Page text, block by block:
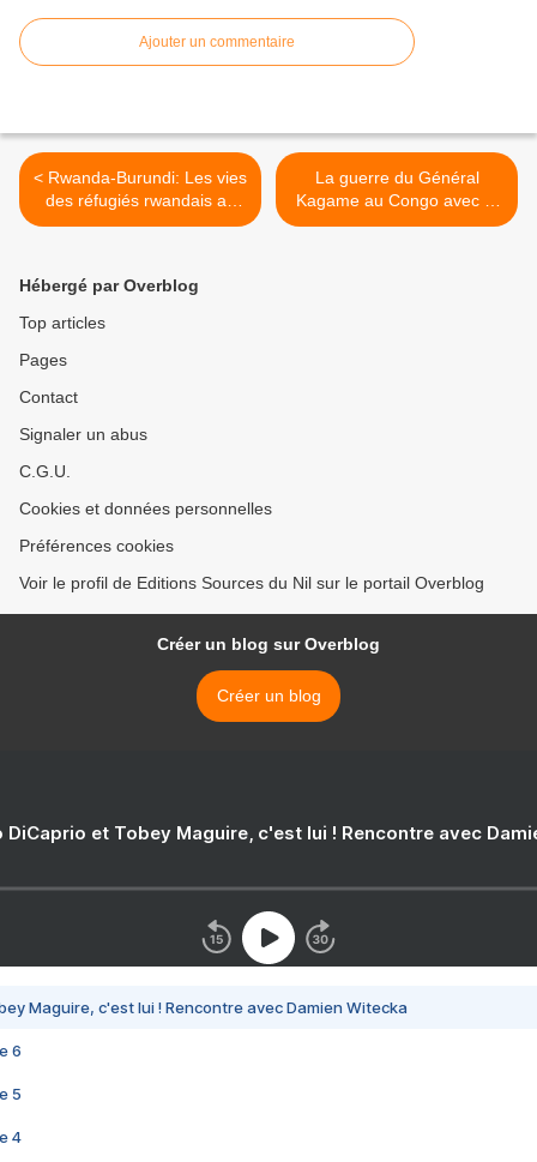
Ajouter un commentaire
< Rwanda-Burundi: Les vies
des réfugiés rwandais au
Burundi ne sont pas en
La guerre du Général
Kagame au Congo avec le
soutien britannique >
Hébergé par Overblog
Top articles
Pages
Contact
Signaler un abus
C.G.U.
Cookies et données personnelles
Préférences cookies
Voir le profil de Editions Sources du Nil sur le portail Overblog
Créer un blog sur Overblog
Créer un blog
DiCaprio et Tobey Maguire, c'est lui ! Rencontre avec
Maguire, c'est lui ! Rencontre avec Damien Witecka
6
5
4